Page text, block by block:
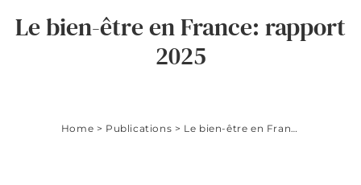
Le bien-être en France: rapport
2025
Home > Publications > Le bien-être en France: rapport 2025